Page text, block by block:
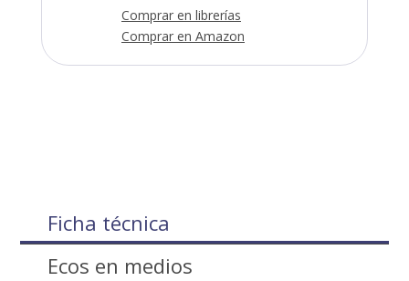
Comprar en librerías
Comprar en Amazon
Ficha técnica
Ecos en medios